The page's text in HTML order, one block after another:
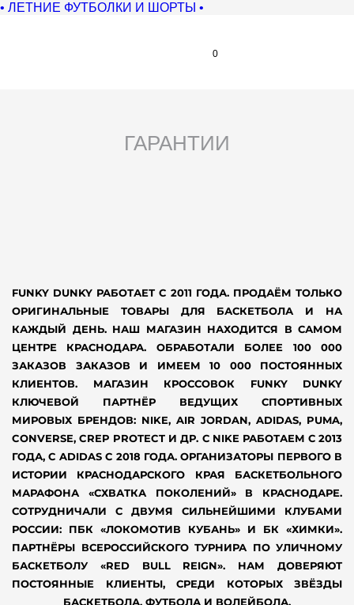
• ЛЕТНИЕ ФУТБОЛКИ И ШОРТЫ •
0
ГАРАНТИИ
FUNKY DUNKY РАБОТАЕТ С 2011 ГОДА. ПРОДАЁМ ТОЛЬКО
ОРИГИНАЛЬНЫЕ ТОВАРЫ ДЛЯ БАСКЕТБОЛА И НА
КАЖДЫЙ ДЕНЬ. НАШ МАГАЗИН НАХОДИТСЯ В САМОМ
ЦЕНТРЕ КРАСНОДАРА. ОБРАБОТАЛИ БОЛЕЕ 100 000
ЗАКАЗОВ ЗАКАЗОВ И ИМЕЕМ 10 000 ПОСТОЯННЫХ
КЛИЕНТОВ. МАГАЗИН КРОССОВОК FUNKY DUNKY
КЛЮЧЕВОЙ ПАРТНЁР ВЕДУЩИХ СПОРТИВНЫХ
МИРОВЫХ БРЕНДОВ: NIKE, AIR JORDAN, ADIDAS, PUMA,
CONVERSE, CREP PROTECT И ДР. С NIKE РАБОТАЕМ С 2013
ГОДА, С ADIDAS С 2018 ГОДА. ОРГАНИЗАТОРЫ ПЕРВОГО В
ИСТОРИИ КРАСНОДАРСКОГО КРАЯ БАСКЕТБОЛЬНОГО
МАРАФОНА «СХВАТКА ПОКОЛЕНИЙ» В КРАСНОДАРЕ.
СОТРУДНИЧАЛИ С ДВУМЯ СИЛЬНЕЙШИМИ КЛУБАМИ
РОССИИ: ПБК «ЛОКОМОТИВ КУБАНЬ» И БК «ХИМКИ».
ПАРТНЁРЫ ВСЕРОССИЙСКОГО ТУРНИРА ПО УЛИЧНОМУ
БАСКЕТБОЛУ «RED BULL REIGN». НАМ ДОВЕРЯЮТ
ПОСТОЯННЫЕ КЛИЕНТЫ, СРЕДИ КОТОРЫХ ЗВЁЗДЫ
БАСКЕТБОЛА, ФУТБОЛА И ВОЛЕЙБОЛА.